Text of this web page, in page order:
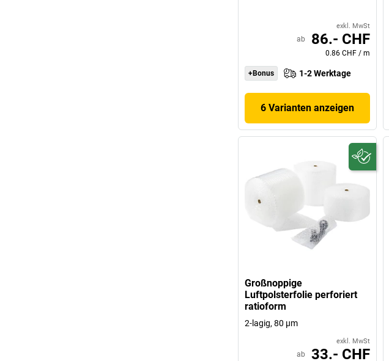
exkl. MwSt
ab 86.- CHF
0.86 CHF /m
+Bonus 1-2 Werktage
6 Varianten anzeigen
Großnoppige
Luftpolsterfolie perforiert
ratioform
2-lagig, 80 µm
exkl. MwSt
ab 33.- CHF